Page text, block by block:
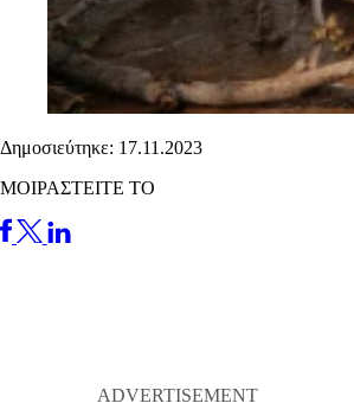
Δημοσιεύτηκε: 17.11.2023
ΜΟΙΡΑΣΤΕΙΤΕ ΤΟ